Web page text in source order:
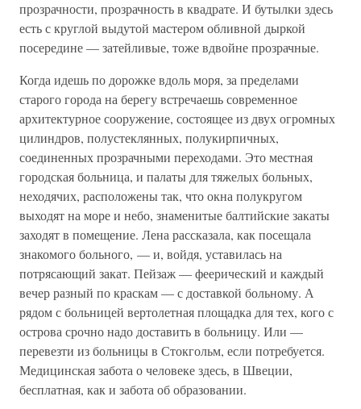
прозрачности, прозрачность в квадрате. И бутылки здесь
есть с круглой выдутой мастером обливной дыркой
посередине — затейливые, тоже вдвойне прозрачные.
Когда идешь по дорожке вдоль моря, за пределами
старого города на берегу встречаешь современное
архитектурное сооружение, состоящее из двух огромных
цилиндров, полустеклянных, полукирпичных,
соединенных прозрачными переходами. Это местная
городская больница, и палаты для тяжелых больных,
неходячих, расположены так, что окна полукругом
выходят на море и небо, знаменитые балтийские закаты
заходят в помещение. Лена рассказала, как посещала
знакомого больного, — и, войдя, уставилась на
потрясающий закат. Пейзаж — феерический и каждый
вечер разный по краскам — с доставкой больному. А
рядом с больницей вертолетная площадка для тех, кого с
острова срочно надо доставить в больницу. Или —
перевезти из больницы в Стокгольм, если потребуется.
Медицинская забота о человеке здесь, в Швеции,
бесплатная, как и забота об образовании.